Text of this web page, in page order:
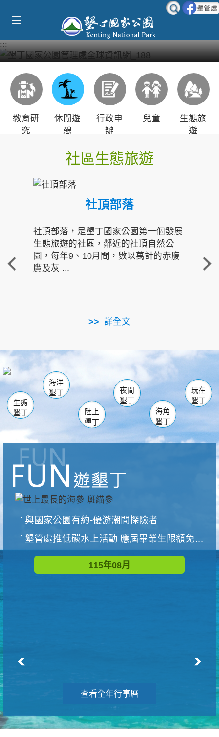
:::
教育研
究
休閒遊
憩
行政申
辦
兒童
生態旅
遊
社區生態旅遊
社頂部落
社頂部落，是墾丁國家公園第一個發展
生態旅遊的社區，鄰近的社頂自然公
園，每年9、10月間，數以萬計的赤腹
鷹及灰 ...
詳全文
重
走進
南仁湖
海生館
恆春 佳樂水
龍鑾潭自然中心 森林遊樂區
瓊麻館
關山 墾管處遊客中心
社頂公園 風吹沙
船帆石
白砂 龍磐公園
香蕉灣
砂島
鵝鑾鼻
生態
墾丁
海洋
墾丁
陸上
墾丁
夜間
墾丁
海角
墾丁
玩在
墾丁
與國家公園有約-優游潮間探險者
墾管處推低碳水上活動 應屆畢業生限額免費參加
115年08月
查看全年行事曆